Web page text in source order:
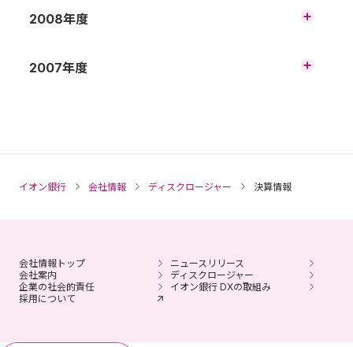
2014年3月期 第1四半期 財務諸表の概況（連
平成25年3月期（2012年度） 第2四半期
（中間期） 財務諸表の概況（連結）
務諸表の概況（連結）
平成24年3月期（2011年度） 第2四半期 財
務諸表の概況（連結）
務・業績の概況（非連結）
平成23年3月期（2010年度） 第1四半期 財
平成22年3月期（2009年度） 財務諸表の概
平成22年3月期（2009年度） 第2四半期 財
2008年度
平成21年3月期（2008年度） 財務諸表の概
務・業績の概況（非連結）
平成21年3月期（2008年度） 第1四半期 財
務・業績の概況（非連結）
2007年度
平成20年3月期（2007年度） 第3四半期 財
イオン銀行 会社情報 ディスクロージャー 決算情報
会社情報トップ
ニュースリリース
会社案内
ディスクロージャー
企業の社会的責任
イオン銀行 DXの取組み
採用について